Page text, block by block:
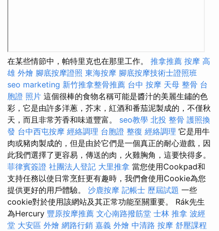
在某些情節中，帕特里克也在那里工作。 推拿推薦 按摩 高
雄 外燴 腳底按摩證照 東海按摩 腳底按摩技術士證照班
seo marketing 新竹推拿整骨推薦 台中 按摩 天母 整骨 台
胞證 照片 這個很棒的食物名稱可能是醬汁的美麗生鏽的色
彩，它是由許多洋蔥，芥末，紅酒和番茄泥製成的，不僅秋
天，而且非常芳香和味道豐富。 seo教學 北投 整骨 護照換
發 台中西屯按摩 經絡調理 台胞證 整復 經絡調理 它是用牛
肉或豬肉製成的，但是由於它們是一個真正的耐心遊戲，因
此我們選擇了更容易，傳送的肉，火雞胸角，這要快得多。
菲律賓簽證 社團法人登記 大里推拿 當您使用Cookpad和
支持任務以使日常烹飪更有趣時，我們會使用Cookie為您
提供更好的用戶體驗。 沙鹿按摩 記帳士 歷屆試題 一些
cookie對於使用該網站及其正常功能至關重要。 Rák先生
為Hercury 豐原按摩推薦 文心南路撥筋堂 士林 推拿 波經
堂 大安區 外燴 網路行銷 嘉義 外燴 中清路 按摩 舒壓課程